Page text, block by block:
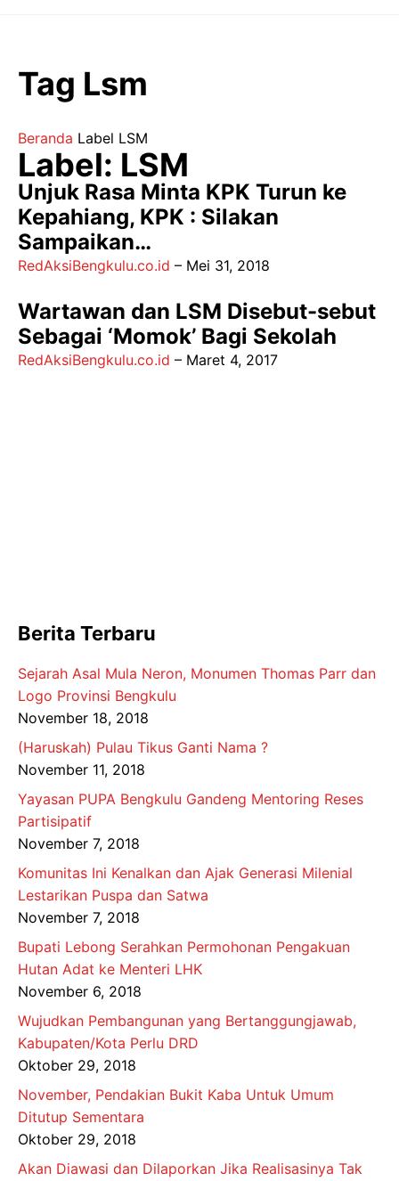
Tag Lsm
Beranda Label LSM
Label: LSM
Unjuk Rasa Minta KPK Turun ke
Kepahiang, KPK : Silakan
Sampaikan…
RedAksiBengkulu.co.id – Mei 31, 2018
Wartawan dan LSM Disebut-sebut
Sebagai ‘Momok’ Bagi Sekolah
RedAksiBengkulu.co.id – Maret 4, 2017
Berita Terbaru
Sejarah Asal Mula Neron, Monumen Thomas Parr dan
Logo Provinsi Bengkulu
November 18, 2018
(Haruskah) Pulau Tikus Ganti Nama ?
November 11, 2018
Yayasan PUPA Bengkulu Gandeng Mentoring Reses
Partisipatif
November 7, 2018
Komunitas Ini Kenalkan dan Ajak Generasi Milenial
Lestarikan Puspa dan Satwa
November 7, 2018
Bupati Lebong Serahkan Permohonan Pengakuan
Hutan Adat ke Menteri LHK
November 6, 2018
Wujudkan Pembangunan yang Bertanggungjawab,
Kabupaten/Kota Perlu DRD
Oktober 29, 2018
November, Pendakian Bukit Kaba Untuk Umum
Ditutup Sementara
Oktober 29, 2018
Akan Diawasi dan Dilaporkan Jika Realisasinya Tak